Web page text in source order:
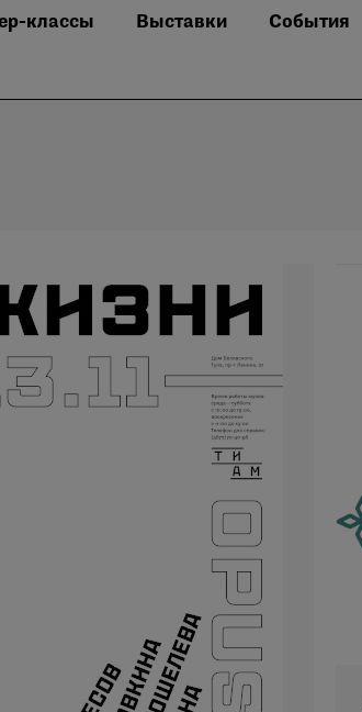
классы Выставки События